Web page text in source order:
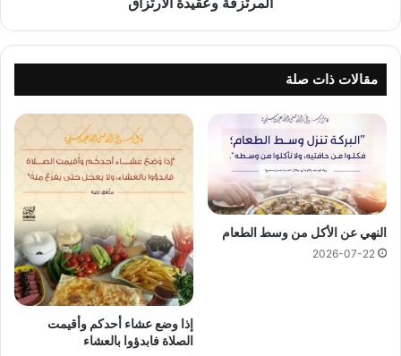
مقالات ذات صلة
النهي عن الأكل من وسط الطعام
2026-07-22
إذا وضع عشاء أحدكم وأقيمت
الصلاة فابدؤوا بالعشاء